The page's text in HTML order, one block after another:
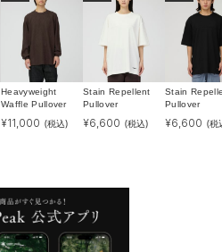
Heavyweight
Waffle Pullover
¥11,000 (税込)
Stain Repellent
Pullover
¥6,600 (税込)
Stain
Pullover
¥6,600 (税